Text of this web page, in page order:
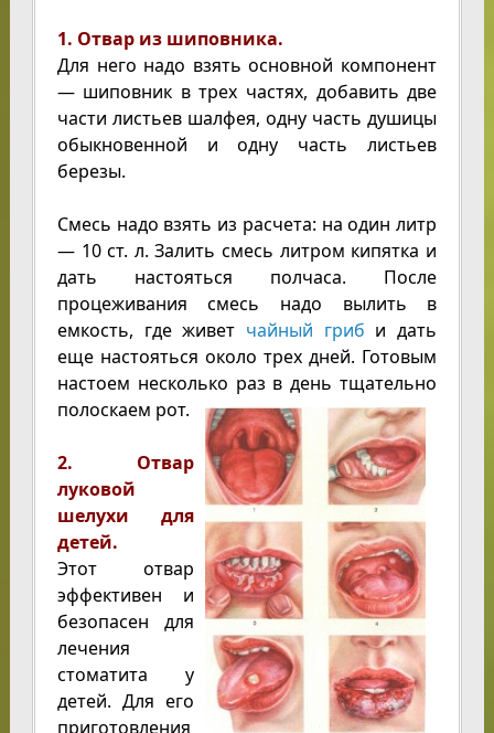
1. Отвар из шиповника.
Для него надо взять основной компонент
— шиповник в трех частях, добавить две
части листьев шалфея, одну часть душицы
обыкновенной и одну часть листьев
березы.
Смесь надо взять из расчета: на один литр
— 10 ст. л. Залить смесь литром кипятка и
дать настояться полчаса. После
процеживания смесь надо вылить в
емкость, где живет чайный гриб и дать
еще настояться около трех дней. Готовым
настоем несколько раз в день тщательно
полоскаем рот.
2. Отвар
луковой
шелухи для
детей.
Этот отвар
эффективен и
безопасен для
лечения
стоматита у
детей. Для его
приготовления